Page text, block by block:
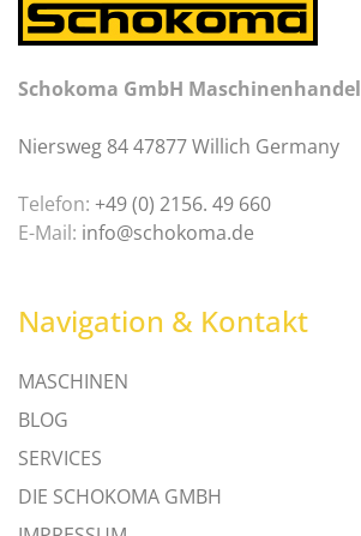
Schokoma GmbH Maschinenhandel
Niersweg 84 47877 Willich Germany
Telefon: +49 (0) 2156. 49 660
E-Mail: info@schokoma.de
Navigation & Kontakt
MASCHINEN
BLOG
SERVICES
DIE SCHOKOMA GMBH